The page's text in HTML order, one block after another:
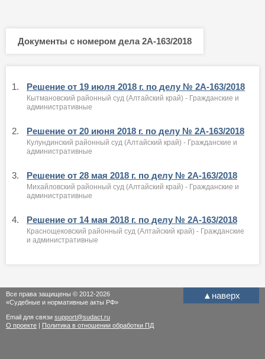
Документы с номером дела 2А-163/2018
1. Решение от 19 июля 2018 г. по делу № 2А-163/2018
Кытмановский районный суд (Алтайский край) - Гражданские и
административные
2. Решение от 20 июня 2018 г. по делу № 2А-163/2018
Кулундинский районный суд (Алтайский край) - Гражданские и
административные
3. Решение от 28 мая 2018 г. по делу № 2А-163/2018
Михайловский районный суд (Алтайский край) - Гражданские и
административные
4. Решение от 14 мая 2018 г. по делу № 2А-163/2018
Краснощековский районный суд (Алтайский край) - Гражданские
и административные
▲ наверх
Все права защищены © 2012-2026
«Судебные и нормативные акты РФ»
Email для связи support@sudact.ru
О проекте | Политика в отношении обработки ПД